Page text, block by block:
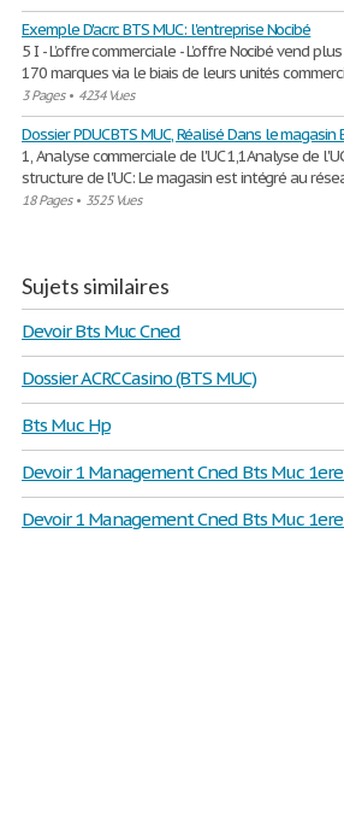
Exemple D'acrc BTS MUC: l'entreprise Nocibé
5 I - L’offre commerciale - L’offre Nocibé vend
170 marques via le biais de leurs unités
3 Pages• 4234 Vues
Dossier PDUC BTS MUC, Réalisé Dans le magasin
1, Analyse commerciale de l'UC 1,1Analyse de
structure de l'UC: Le magasin est intégré au
18 Pages• 3525 Vues
Sujets similaires
Devoir Bts Muc Cned
Dossier ACRC Casino (BTS MUC)
Bts Muc Hp
Devoir 1 Management Cned Bts Muc
Devoir 1 Management Cned Bts Muc